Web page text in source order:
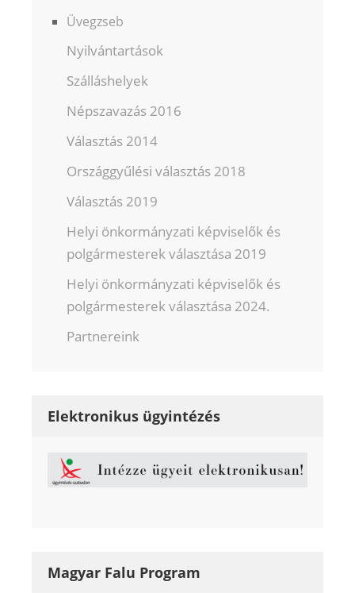
Üvegzseb
Nyilvántartások
Szálláshelyek
Népszavazás 2016
Választás 2014
Országgyűlési választás 2018
Választás 2019
Helyi önkormányzati képviselők és
polgármesterek választása 2019
Helyi önkormányzati képviselők és
polgármesterek választása 2024.
Partnereink
Elektronikus ügyintézés
Magyar Falu Program